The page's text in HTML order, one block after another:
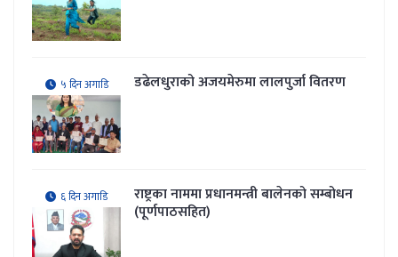
५ दिन अगाडि डढेलधुराको अजयमेरुमा लालपुर्जा वितरण
६ दिन अगाडि राष्ट्रका नाममा प्रधानमन्त्री बालेनको सम्बोधन
(पूर्णपाठसहित)